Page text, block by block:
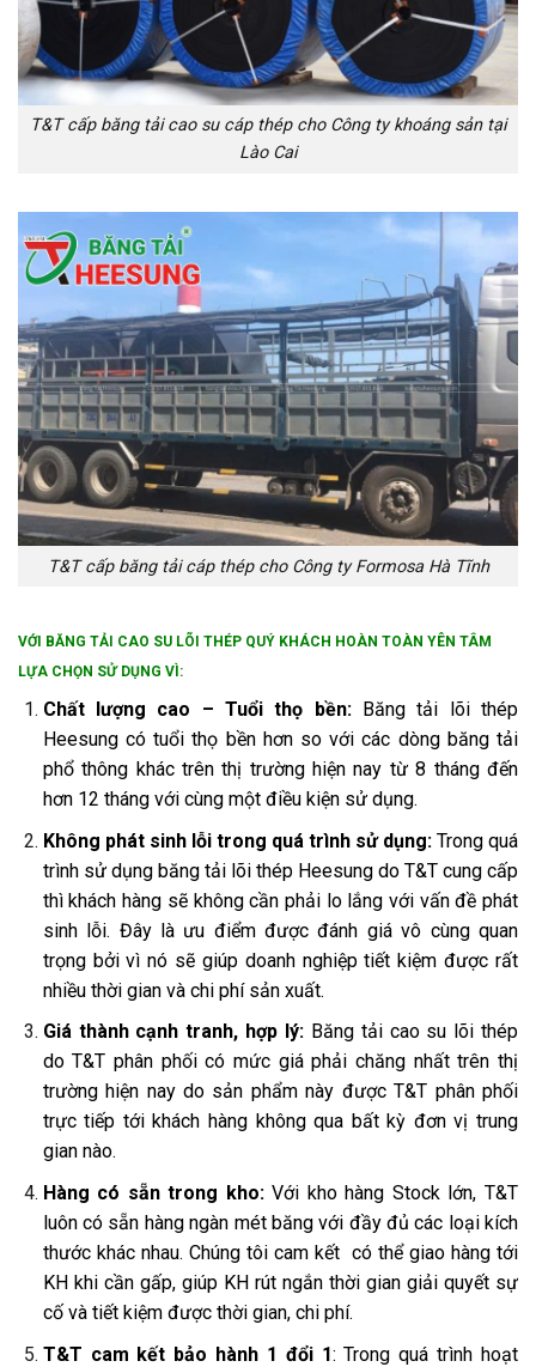
T&T cấp băng tải cao su cáp thép cho Công ty khoáng sản tại
Lào Cai
T&T cấp băng tải cáp thép cho Công ty Formosa Hà Tĩnh
VỚI BĂNG TẢI CAO SU LÕI THÉP QUÝ KHÁCH HOÀN TOÀN YÊN TÂM
LỰA CHỌN SỬ DỤNG VÌ:
Chất lượng cao – Tuổi thọ bền:Băng tải lõi thép
Heesung có tuổi thọ bền hơn so với các dòng băng tải
phổ thông khác trên thị trường hiện nay từ 8 tháng đến
hơn 12 tháng với cùng một điều kiện sử dụng.
Không phát sinh lỗi trong quá trình sử dụng:Trong quá
trình sử dụng băng tải lõi thép Heesung do T&T cung cấp
thì khách hàng sẽ không cần phải lo lắng với vấn đề phát
sinh lỗi. Đây là ưu điểm được đánh giá vô cùng quan
trọng bởi vì nó sẽ giúp doanh nghiệp tiết kiệm được rất
nhiều thời gian và chi phí sản xuất.
Giá thành cạnh tranh, hợp lý: Băng tải cao su lõi thép
do T&T phân phối có mức giá phải chăng nhất trên thị
trường hiện nay do sản phẩm này được T&T phân phối
trực tiếp tới khách hàng không qua bất kỳ đơn vị trung
gian nào.
Hàng có sẵn trong kho:Với kho hàng Stock lớn, T&T
luôn có sẵn hàng ngàn mét băng với đầy đủ các loại kích
thước khác nhau. Chúng tôi cam kết có thể giao hàng tới
KH khi cần gấp, giúp KH rút ngắn thời gian giải quyết sự
cố và tiết kiệm được thời gian, chi phí.
T&T cam kết bảo hành 1 đổi 1: Trong quá trình hoạt